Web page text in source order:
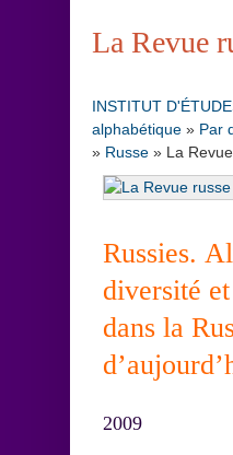
La Revue
INSTITUT
alphabétique » Par
» Russe » La
Russies.
diversité
dans la
2009